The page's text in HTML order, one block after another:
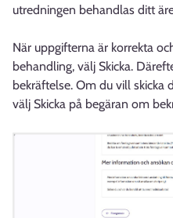
utredningen behandlas ditt
När uppgifterna är korrekta
behandling, välj Skicka.
bekräftelse. Om du vill
välj Skicka på begäran om